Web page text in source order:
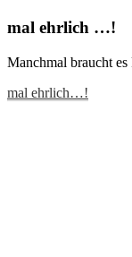
mal ehrlich …!
Manchmal braucht
mal ehrlich…!